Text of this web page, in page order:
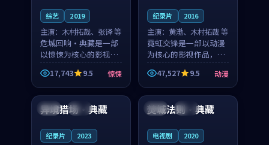
综艺 2019
主演： 木村拓哉、张译 等
危城回响·典藏是一部
以惊悚为核心的影视作
品，围绕危机、反转与
人物成长展开，整体节
奏紧凑，值得推荐观
17,743 9.5 惊悚
纪录片 2016
主演： 黄渤、木村拓哉 等
霓虹交锋是一部以动漫
为核心的影视作品，围
绕危机、反转与人物成
长展开，整体节奏紧
凑，值得推荐观看。
47,527 9.5 动漫
韩国 完结
异境猎场·典藏
纪录片 2023
中国 独播
焚城法则·典藏
电视剧 2020